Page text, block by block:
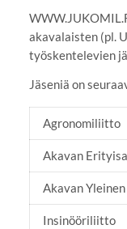
akavalaisten (pl.
työskentelevien
Jäseniä on
Agronomiliitto
Akavan
Akavan
Insinööriliitto